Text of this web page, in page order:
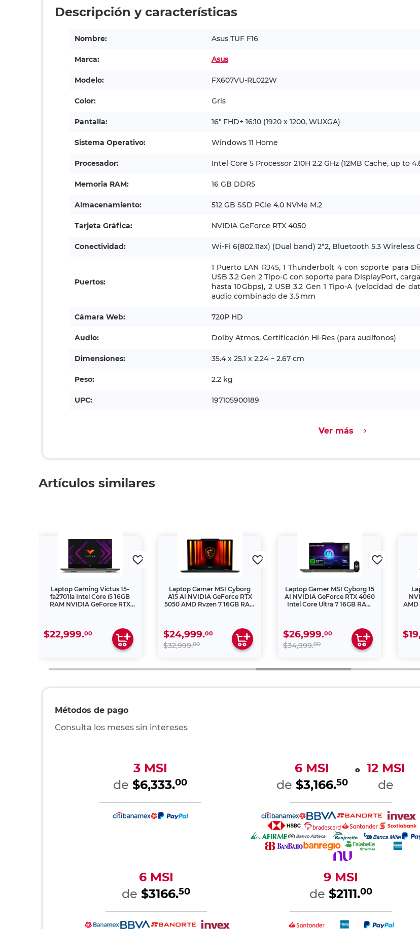
Descripción y características
Nombre: Asus TUF F16
Marca: Asus
Modelo: FX607VU-RL022W
Color: Gris
Pantalla: 16" FHD+ 16:10 (1920 x 1200, WUXGA)
Sistema Operativo: Windows 11 Home
Procesador: Intel Core 5 Processor 210H 2.2 GHz (12MB Cache, up to
Memoria RAM: 16 GB DDR5
Almacenamiento: 512 GB SSD PCIe 4.0 NVMe M.2
Tarjeta Gráfica: NVIDIA GeForce RTX 4050
Conectividad: Wi-Fi 6(802.11ax) (Dual band) 2*2, Bluetooth 5.3 Wireless
Puertos:
1 Puerto LAN RJ45, 1 Thunderbolt 4 con soporte para
USB 3.2 Gen 2 Tipo-C con soporte para DisplayPort,
hasta 10 Gbps), 2 USB 3.2 Gen 1 Tipo-A (velocidad de
audio combinado de 3.5 mm
Cámara Web: 720P HD
Audio: Dolby Atmos, Certificación Hi-Res (para audífonos)
Dimensiones: 35.4 x 25.1 x 2.24 ~ 2.67 cm
Peso: 2.2 kg
UPC: 197105900189
Ver más
Artículos similares
Laptop Gaming Victus 15-
fa2701la Intel Core i5 16GB
RAM NVIDIA GeForce RTX
Windows 11 Home
$22,999.00
Laptop Gamer MSI Cyborg
A15 AI NVIDIA GeForce RTX
5050 AMD Ryzen 7 16GB RAM
$24,999.00
$32,999.00
Laptop Gamer MSI Cyborg 15
AI NVIDIA GeForce RTX 4060
Intel Core Ultra 7 16GB RAM
$26,999.00
$34,999.00
AMD
Métodos de pago
Consulta los meses sin intereses
3 MSI
de $6,333.00
6 MSI
de $3,166.50
o
12 MSI
de
6 MSI
de $3166.50
9 MSI
de $2111.00